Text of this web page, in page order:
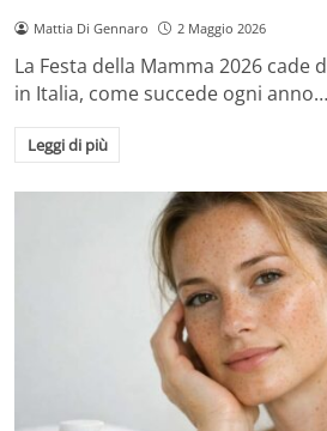
Mattia Di Gennaro 2 Maggio 2026
La Festa della Mamma 2026 cade
in Italia, come succede ogni anno…
Leggi di più